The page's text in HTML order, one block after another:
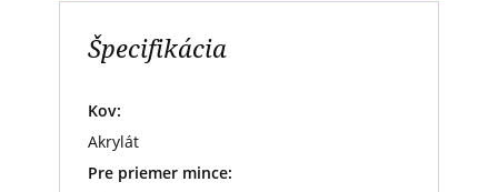
Špecifikácia
Kov:
Akrylát
Pre priemer mince: